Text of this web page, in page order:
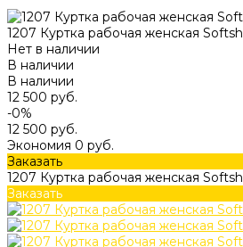
1207 Куртка рабочая женская
Нет в наличии
В наличии
В наличии
12 500 руб.
-0%
12 500 руб.
Экономия 0 руб.
Заказать
1207 Куртка рабочая женская
Заказать